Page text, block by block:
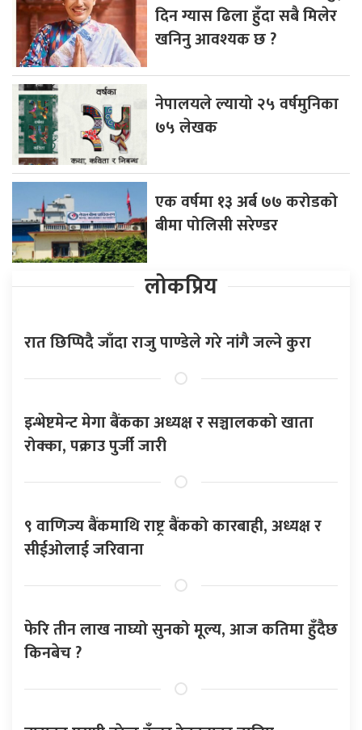
दिन ग्यास ढिला हुँदा सबै मिलेर
खनिनु आवश्यक छ ?
नेपालयले ल्यायो २५ वर्षमुनिका
७५ लेखक
एक वर्षमा १३ अर्ब ७७ करोडको
बीमा पोलिसी सरेण्डर
लोकप्रिय
रात छिप्पिदै जाँदा राजु पाण्डेले गरे नांगै जल्ने कुरा
इन्भेष्टमेन्ट मेगा बैंकका अध्यक्ष र सञ्चालकको खाता
रोक्का, पक्राउ पुर्जी जारी
९ वाणिज्य बैंकमाथि राष्ट्र बैंकको कारबाही, अध्यक्ष र
सीईओलाई जरिवाना
फेरि तीन लाख नाघ्यो सुनको मूल्य, आज कतिमा हुँदैछ
किनबेच ?